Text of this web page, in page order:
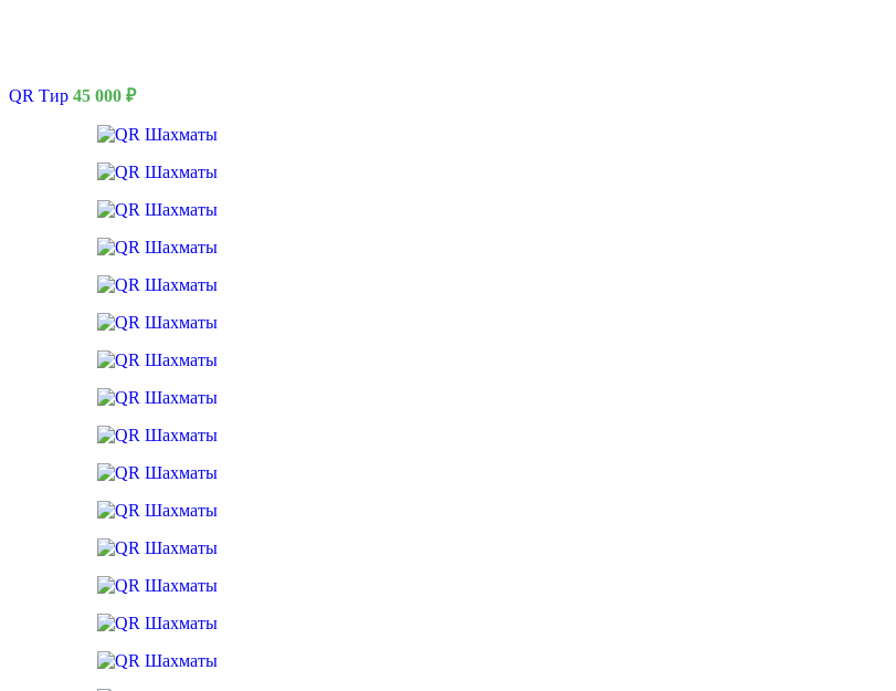
QR Тир 45 000 ₽